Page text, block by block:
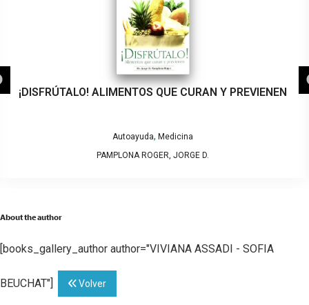
¡DISFRÚTALO! ALIMENTOS QUE CURAN Y PREVIENEN
Autoayuda, Medicina
PAMPLONA ROGER, JORGE D.
About the author
[books_gallery_author author="VIVIANA ASSADI - SOFIA
BEUCHAT"] Volver